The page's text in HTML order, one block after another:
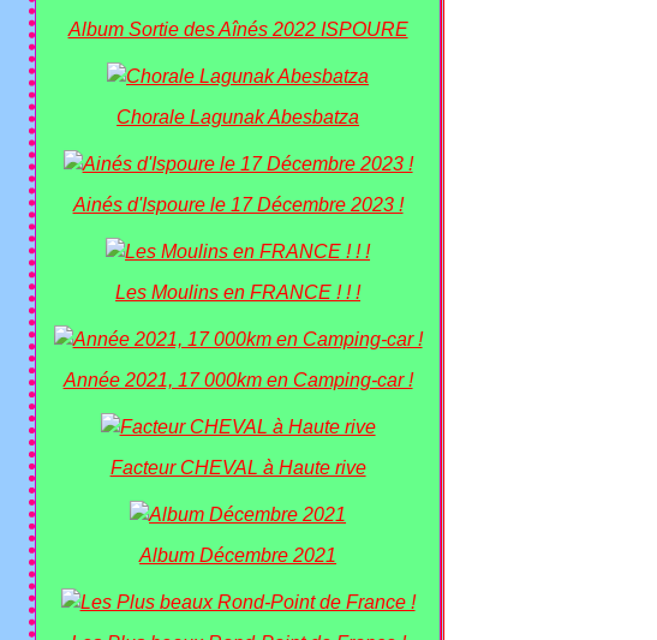
Album Sortie des Aînés 2022 ISPOURE
Chorale Lagunak Abesbatza
Ainés d'Ispoure le 17 Décembre 2023 !
Les Moulins en FRANCE ! ! !
Année 2021, 17 000km en Camping-car !
Facteur CHEVAL à Haute rive
Album Décembre 2021